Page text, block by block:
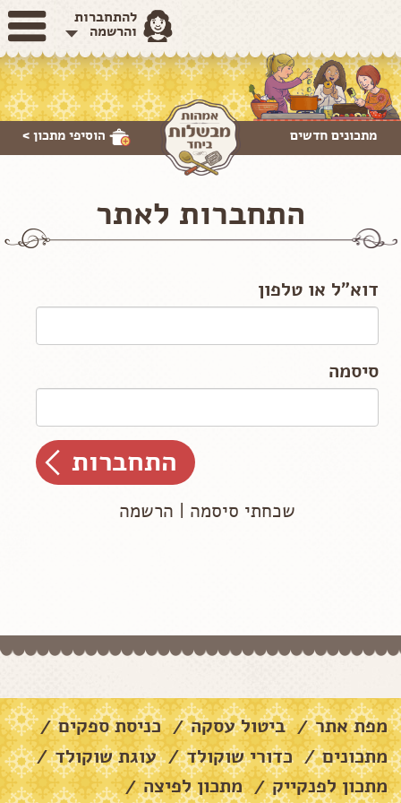
להתחברות
והרשמה
הוסיפי מתכון > מתכונים חדשים
התחברות לאתר
דוא"ל או טלפון
סיסמה
שכחתי סיסמה | הרשמה
מפת אתר / ביטול עסקה / כניסת ספקים /
מתכונים / כדורי שוקולד / עוגת שוקולד /
מתכון לפנקייק / מתכון לפיצה /